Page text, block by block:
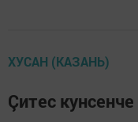
ХУСАН (КАЗАНЬ)
Çитес